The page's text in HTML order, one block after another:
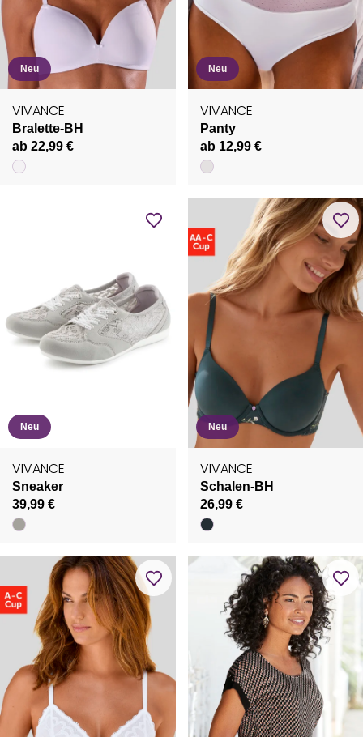
Neu
VIVANCE
Bralette-BH
ab 22,99 €
Neu
VIVANCE
Panty
ab 12,99 €
Neu
VIVANCE
Sneaker
39,99 €
Neu
VIVANCE
Schalen-BH
26,99 €